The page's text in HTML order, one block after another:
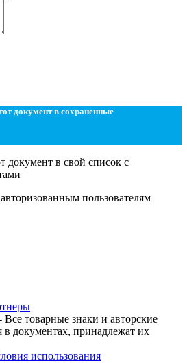
документ в сохраненные
документ в свой список с
пользователям
товарные знаки и авторские
в документах, принадлежат их
использования